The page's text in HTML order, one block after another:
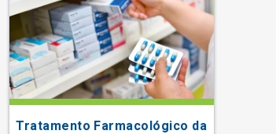
Tratamento Farmacológico da